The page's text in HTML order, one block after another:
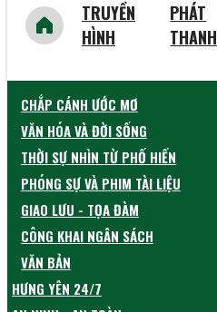
TRUYỀN
HÌNH
PHÁT
THANH
CHẮP CÁNH ƯỚC MƠ
VĂN HÓA VÀ ĐỜI SỐNG
THỜI SỰ NHÌN TỪ PHỐ HIẾN
PHÓNG SỰ VÀ PHIM TÀI LIỆU
GIAO LƯU - TỌA ĐÀM
CÔNG KHAI NGÂN SÁCH
VĂN BẢN
HƯNG YÊN 24/7